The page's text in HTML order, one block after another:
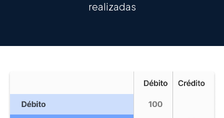
realizadas